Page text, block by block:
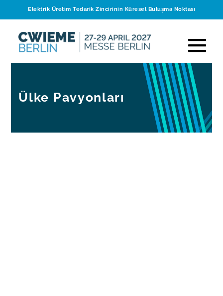
Elektrik Üretim Tedarik Zincirinin Küresel Buluşma Noktası
Ülke Pavyonları